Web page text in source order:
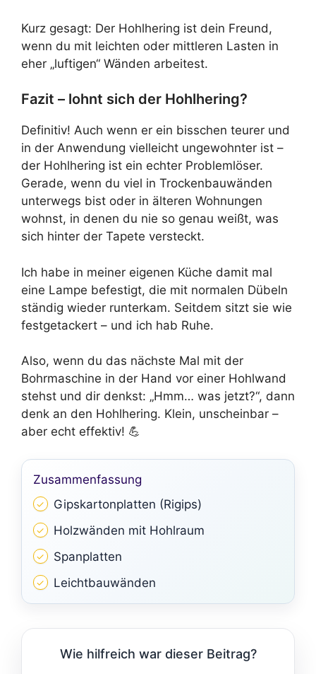
Kurz gesagt: Der Hohlhering ist dein Freund,
wenn du mit leichten oder mittleren Lasten in
eher „luftigen“ Wänden arbeitest.
Fazit – lohnt sich der Hohlhering?
Definitiv! Auch wenn er ein bisschen teurer und
in der Anwendung vielleicht ungewohnter ist –
der Hohlhering ist ein echter Problemlöser.
Gerade, wenn du viel in Trockenbauwänden
unterwegs bist oder in älteren Wohnungen
wohnst, in denen du nie so genau weißt, was
sich hinter der Tapete versteckt.
Ich habe in meiner eigenen Küche damit mal
eine Lampe befestigt, die mit normalen Dübeln
ständig wieder runterkam. Seitdem sitzt sie wie
festgetackert – und ich hab Ruhe.
Also, wenn du das nächste Mal mit der
Bohrmaschine in der Hand vor einer Hohlwand
stehst und dir denkst: „Hmm… was jetzt?“, dann
denk an den Hohlhering. Klein, unscheinbar –
aber echt effektiv! 💪
Zusammenfassung
Gipskartonplatten (Rigips)
Holzwänden mit Hohlraum
Spanplatten
Leichtbauwänden
Wie hilfreich war dieser Beitrag?